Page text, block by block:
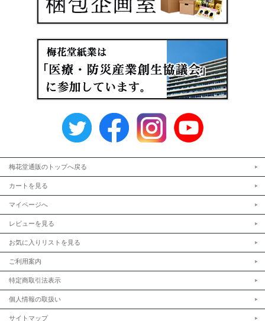
梅花堂通販のトップへ戻る
カートを見る
マイページへ
レビューを見る
お気に入りリストを見る
ご利用案内
特定商取引法表示
個人情報の取扱い
サイトマップ